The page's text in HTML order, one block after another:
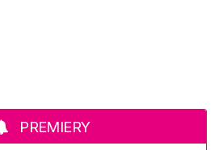
PREMIERY